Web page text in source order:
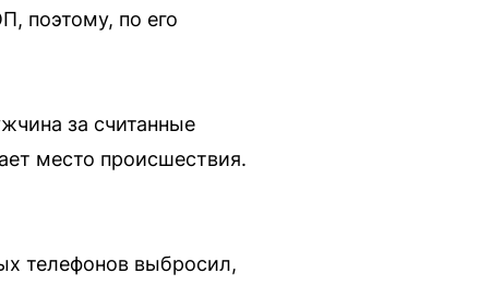
поэтому, по его
за считанные
место происшествия.
телефонов выбросил,